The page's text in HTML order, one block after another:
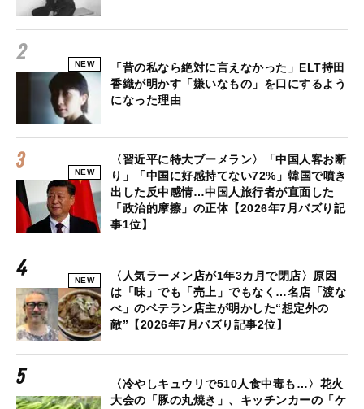
NEW
「昔の私なら絶対に言えなかった」ELT持田
香織が明かす「嫌いなもの」を口にするよう
になった理由
NEW
〈習近平に特大ブーメラン〉「中国人客お断
り」「中国に好感持てない72%」韓国で噴き
出した反中感情…中国人旅行者が直面した
「政治的摩擦」の正体【2026年7月バズり記
事1位】
NEW
〈人気ラーメン店が1年3カ月で閉店〉原因
は「味」でも「売上」でもなく…名店「渡な
べ」のベテラン店主が明かした“想定外の
敵”【2026年7月バズり記事2位】
〈冷やしキュウリで510人食中毒も…〉花火
大会の「豚の丸焼き」、キッチンカーの「ケ